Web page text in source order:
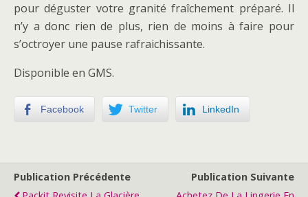
pour déguster votre granité fraîchement préparé. Il
n’y a donc rien de plus, rien de moins à faire pour
s’octroyer une pause rafraichissante.
Disponible en GMS.
Facebook Twitter LinkedIn
Publication Précédente
Publication Suivante